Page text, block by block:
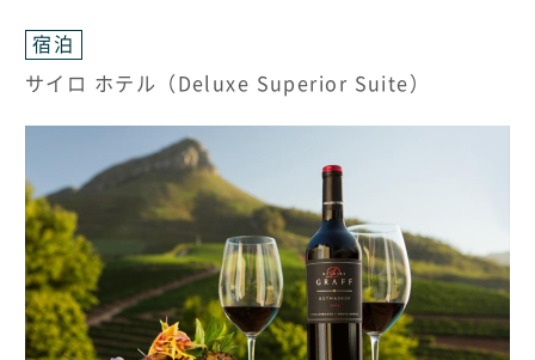
宿泊
サイロ ホテル（Deluxe Superior Suite）